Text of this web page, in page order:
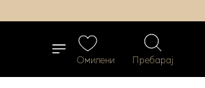
Омилени Пребарај